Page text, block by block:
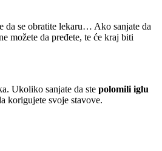
da se obratite lekaru… Ako sanjate da
možete da pređete, te će kraj biti
Ukoliko sanjate da ste polomili iglu
korigujete svoje stavove.